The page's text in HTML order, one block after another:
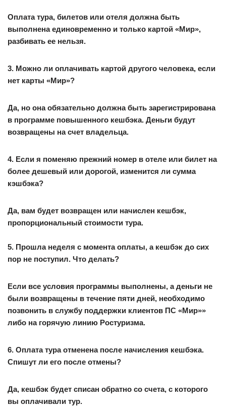
Оплата тура, билетов или отеля должна быть
выполнена единовременно и только картой «Мир»,
разбивать ее нельзя.
3. Можно ли оплачивать картой другого человека, если
нет карты «Мир»?
Да, но она обязательно должна быть зарегистрирована
в программе повышенного кешбэка. Деньги будут
возвращены на счет владельца.
4. Если я поменяю прежний номер в отеле или билет на
более дешевый или дорогой, изменится ли сумма
кэшбэка?
Да, вам будет возвращен или начислен кешбэк,
пропорциональный стоимости тура.
5. Прошла неделя с момента оплаты, а кешбэк до сих
пор не поступил. Что делать?
Если все условия программы выполнены, а деньги не
были возвращены в течение пяти дней, необходимо
позвонить в службу поддержки клиентов ПС «Мир»»
либо на горячую линию Ростуризма.
6. Оплата тура отменена после начисления кешбэка.
Спишут ли его после отмены?
Да, кешбэк будет списан обратно со счета, с которого
вы оплачивали тур.